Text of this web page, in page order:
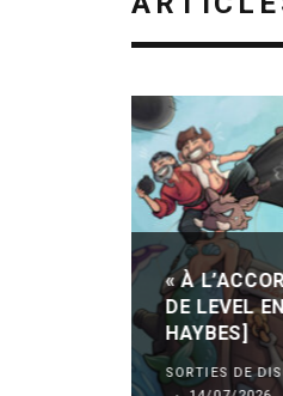
« À
DE LEVEL
HAYBES]
SORTIES DE